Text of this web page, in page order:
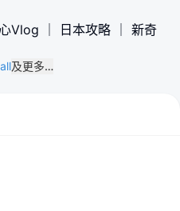
Vlog ｜ 日本攻略 ｜ 新奇
及更多…